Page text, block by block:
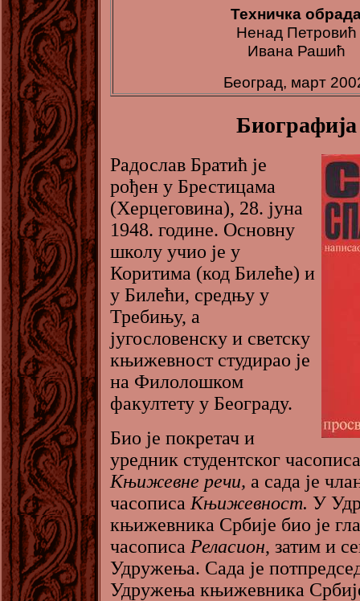
Техничка
Ненад Петровић
Ивана Рашић
Београд, март
Биографија
Радослав Братић је
рођен у Брестицама
(Херцеговина), 28. јуна
1948. године. Основну
школу учио је у
Коритима (код Билеће) и
у Билећи, средњу у
Требињу, а
југословенску и светску
књижевност студирао је
на Филолошком
факултету у Београду.
Био је покретач и
уредник студентског
Књижевне речи, а сада је
часописа Књижевност. У
књижевника Србије био је
часописа Реласион, затим и
Удружења. Сада је
Удружења књижевника